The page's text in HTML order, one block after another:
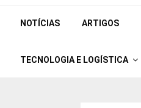
NOTÍCIAS ARTIGOS
TECNOLOGIA E LOGÍSTICA